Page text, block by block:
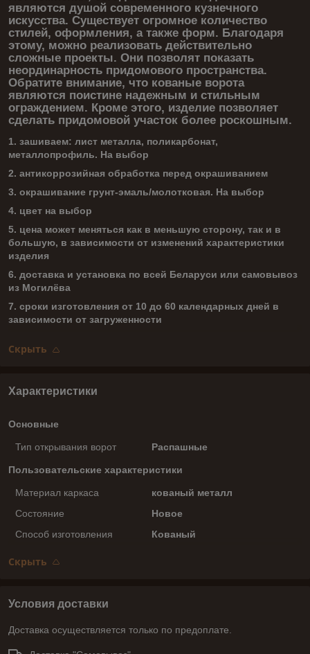
являются душой современного кузнечного
искусства. Существует огромное количество
стилей, оформления, а также форм. Благодаря
этому, можно реализовать действительно
сложные проекты. Они позволят показать
неординарность придомового пространства.
Обратите внимание, что кованые ворота
являются поистине надежным и стильным
ограждением. Кроме этого, изделие позволяет
сделать придомовой участок более роскошным.
1. зашиваем: лист металла, поликарбонат,
металлопрофиль. На выбор
2. антикоррозийная обработка перед окрашиванием
3. окрашивание грунт-эмаль/молотковая. На выбор
4. цвет на выбор
5. цена может меняться как в меньшую сторону, так и в
большую, в зависимости от изменений характеристики
изделия
6. доставка и установка по всей Беларуси или самовывоз
из Могилёва
7. сроки изготовления от 10 до 60 календарных дней в
зависимости от загруженности
Скрыть
Характеристики
Основные
Тип открывания ворот Распашные
Пользовательские характеристики
Материал каркаса
кованый металл
Состояние
Новое
Способ изготовления
Кованый
Скрыть
Условия доставки
Доставка осуществляется только по предоплате.